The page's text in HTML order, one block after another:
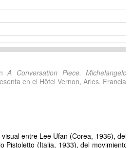
A Conversation Piece.
en el Hôtel Vernon, Arles, Francia.
entre Lee Ufan (Corea, 1936), del
Pistoletto (Italia, 1933), del movimiento